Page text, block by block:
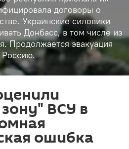
договоры о
Украинские силовики
Донбасс, в том числе из
Продолжается эвакуация
Россию.
ВСУ в
ошибка